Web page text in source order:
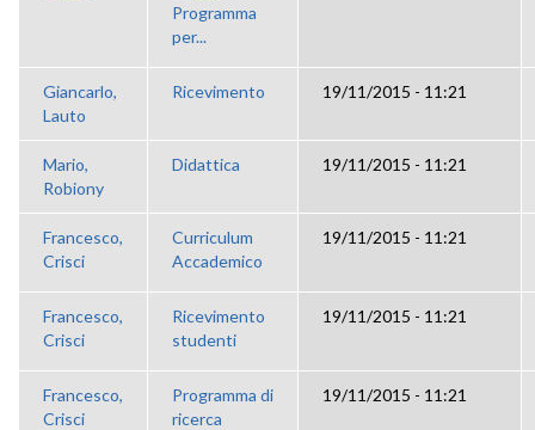
Programma
per...
Giancarlo,
Lauto
Ricevimento 19/11/2015 - 11:21
Mario,
Robiony
Didattica 19/11/2015 - 11:21
Francesco,
Crisci
Curriculum
Accademico
19/11/2015 - 11:21
Francesco,
Crisci
Ricevimento
studenti
19/11/2015 - 11:21
Francesco,
Crisci
Programma di
ricerca
19/11/2015 - 11:21